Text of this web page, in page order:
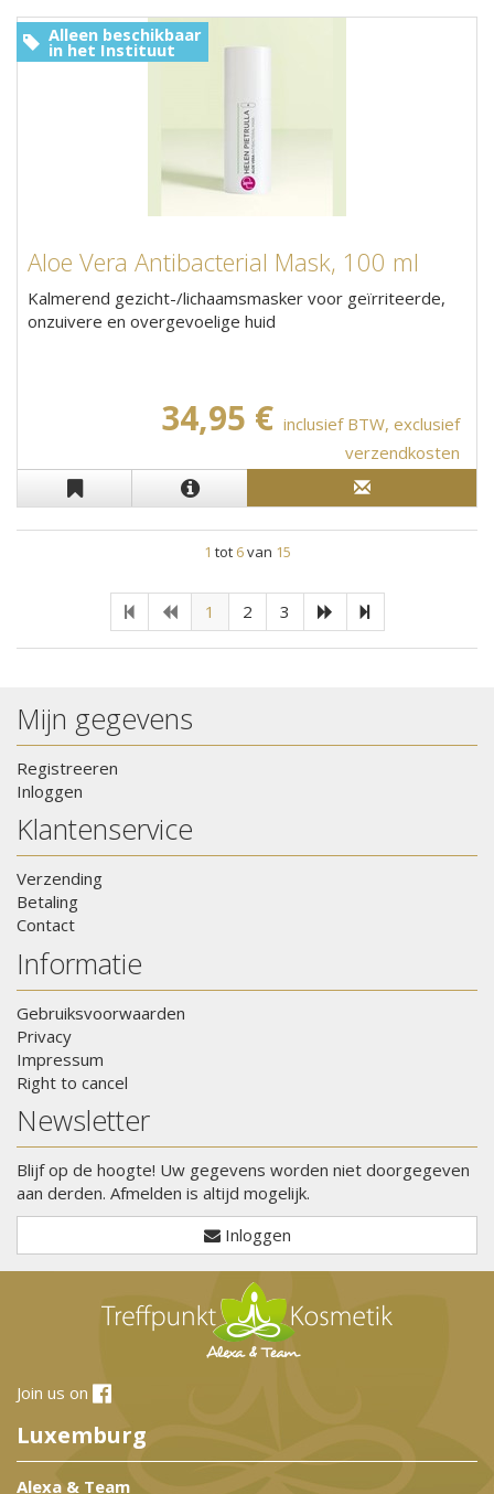
Aloe Vera Antibacterial Mask, 100 ml
Kalmerend gezicht-/lichaamsmasker voor geïrriteerde,
onzuivere en overgevoelige huid
34,95 € inclusief BTW, exclusief
verzendkosten
Alleen beschikbaar
in het Instituut
1 tot 6van 15
1 2 3
Mijn gegevens
Registreeren
Inloggen
Klantenservice
Verzending
Betaling
Contact
Informatie
Gebruiksvoorwaarden
Privacy
Impressum
Right to cancel
Newsletter
Blijf op de hoogte! Uw gegevens worden niet doorgegeven
aan derden. Afmelden is altijd mogelijk.
Inloggen
Join us on
Luxemburg
Alexa & Team